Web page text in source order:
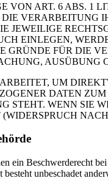
ART. 6 ABS. 1
VERARBEITUNG
JEWEILIGE
EINLEGEN,
FÜR DIE
AUSÜBUNG
UM
DATEN
STEHT. WENN SIE
ein Beschwerderecht
unbeschadet